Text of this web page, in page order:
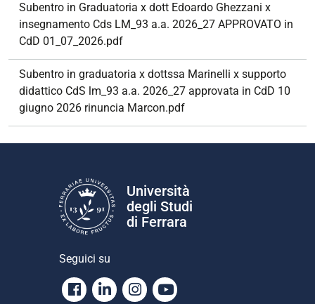
Subentro in Graduatoria x dott Edoardo Ghezzani x
insegnamento Cds LM_93 a.a. 2026_27 APPROVATO in
CdD 01_07_2026.pdf
Subentro in graduatoria x dottssa Marinelli x supporto
didattico CdS lm_93 a.a. 2026_27 approvata in CdD 10
giugno 2026 rinuncia Marcon.pdf
Università
degli Studi
di Ferrara
Seguici su
Facebook
LinkedinInstagram
Youtube